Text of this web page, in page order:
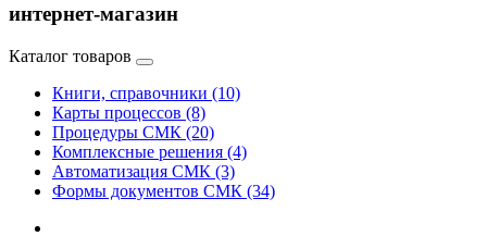
интернет-магазин
Каталог товаров
Книги, справочники (10)
Карты процессов (8)
Процедуры СМК (20)
Комплексные решения (4)
Автоматизация СМК (3)
Формы документов СМК (34)